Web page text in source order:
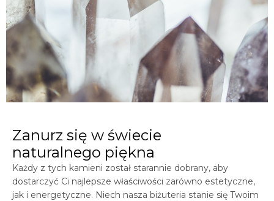
Zanurz się w świecie
naturalnego piękna
Każdy z tych kamieni został starannie dobrany, aby
dostarczyć Ci najlepsze właściwości zarówno estetyczne,
jak i energetyczne. Niech nasza biżuteria stanie się Twoim